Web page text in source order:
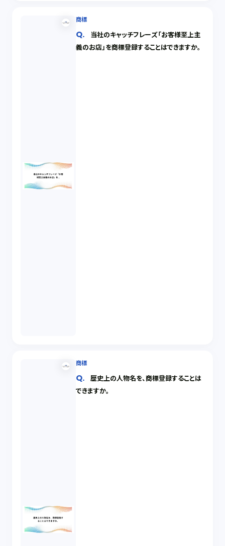
商標
当社のキャッチフレーズ「お客様至上主
義のお店」を商標登録することはできますか。
商標
歴史上の人物名を、商標登録することは
できますか。